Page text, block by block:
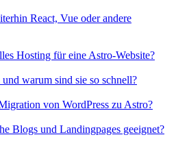
React, Vue oder andere
Hosting für eine Astro-Website?
warum sind sie so schnell?
von WordPress zu Astro?
Blogs und Landingpages geeignet?